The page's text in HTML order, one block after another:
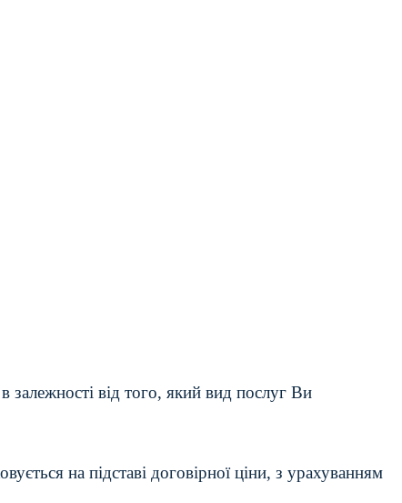
залежності від того, який вид послуг Ви
на підставі договірної ціни, з урахуванням